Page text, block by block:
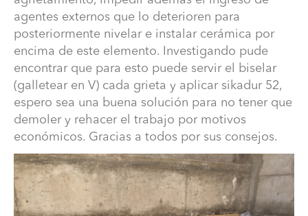
¿Cómo reparar radier mal hecho (cuarteado)?
Estimados, necesito reparar un radier en el cual no se
efectuó un adecuado curado por lo que se cuarteó, es
patrón definido (ver foto). La idea es poder recuperarlo
y controlar el agrietamiento, impedir además el ingreso
de agentes externos que lo deterioren para
posteriormente nivelar e instalar cerámica por encima
agentes externos que lo deterioren para
posteriormente nivelar e instalar cerámica por
encima de este elemento. Investigando pude
encontrar que para esto puede servir el biselar
(galletear en V) cada grieta y aplicar sikadur 52,
espero sea una buena solución para no tener que
demoler y rehacer el trabajo por motivos
económicos. Gracias a todos por sus consejos.